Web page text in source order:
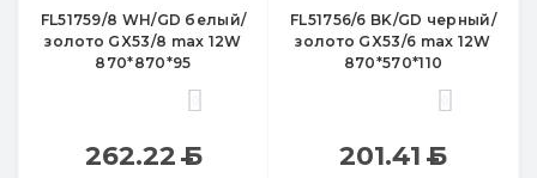
FL51759/8 WH/GD белый/
золото GX53/8 max 12W
870*870*95
262.22Б
FL51756/6 BK/GD черный/
золото GX53/6 max 12W
870*570*110
201.41Б